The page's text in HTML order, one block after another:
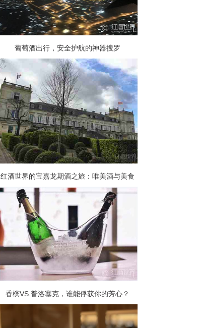
葡萄酒出行，安全护航的神器搜罗
红酒世界的宝嘉龙期酒之旅：唯美酒与美食
不可辜负
香槟VS.普洛塞克，谁能俘获你的芳心？